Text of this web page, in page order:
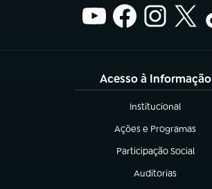
Acesso à Informação
Institucional
(abre em nova aba)
Ações e Programas
(abre em nova aba)
Participação Social
(abre em nova aba)
Auditorias
(abre em nova aba)